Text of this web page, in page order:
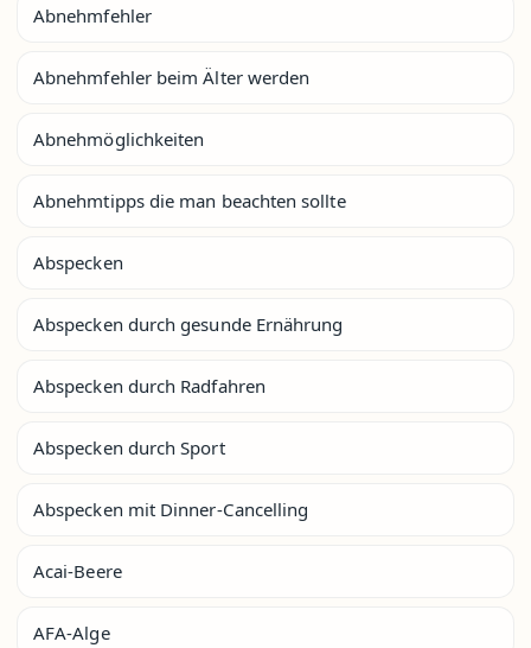
Abnehmfehler
Abnehmfehler beim Älter werden
Abnehmöglichkeiten
Abnehmtipps die man beachten sollte
Abspecken
Abspecken durch gesunde Ernährung
Abspecken durch Radfahren
Abspecken durch Sport
Abspecken mit Dinner-Cancelling
Acai-Beere
AFA-Alge